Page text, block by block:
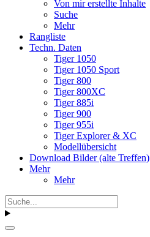
Von mir erstellte Inhalte
Suche
Mehr
Rangliste
Techn. Daten
Tiger 1050
Tiger 1050 Sport
Tiger 800
Tiger 800XC
Tiger 885i
Tiger 900
Tiger 955i
Tiger Explorer & XC
Modellübersicht
Download Bilder (alte Treffen)
Mehr
Mehr